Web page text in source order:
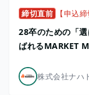
締切直前 【申込
28卒のための「
ばれるMARKET
株式会社ナハ